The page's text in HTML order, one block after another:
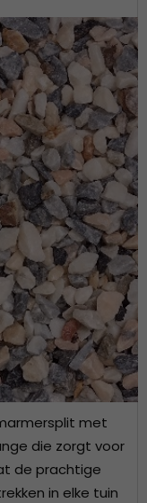
met
die zorgt voor
de prachtige
in elke tuin